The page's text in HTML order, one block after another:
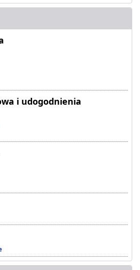
i udogodnienia